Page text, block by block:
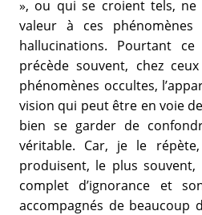
», ou qui se croient tels, ne
valeur à ces
hallucinations. Pourtant
précède souvent, chez
phénomènes occultes,
vision qui peut être en voie
bien se garder de
véritable. Car, je le
produisent, le plus
complet d’ignorance et
accompagnés de beaucoup